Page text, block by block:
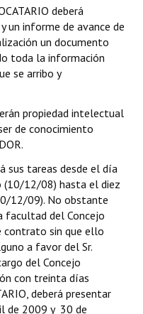
deberá
un informe de avance de
un documento
toda la información
se arribo y
propiedad intelectual
de conocimiento
sus tareas desde el día
(10/12/08) hasta el diez
12/09). No obstante
facultad del Concejo
contrato sin que ello
a favor del Sr.
del Concejo
con treinta días
deberá presentar
de 2009 y 30 de